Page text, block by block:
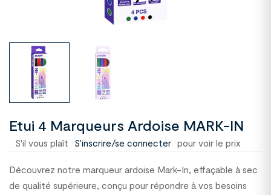
Etui 4 Marqueurs Ardoise MARK-IN
S'il vous plaît S'inscrire/se connecter pour voir le prix
Découvrez notre marqueur ardoise Mark-In, effaçable à sec
de qualité supérieure, conçu pour répondre à vos besoins